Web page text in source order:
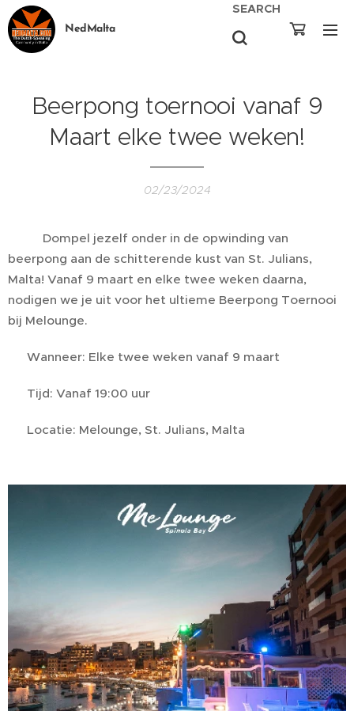
NedMalta
SEARCH
Beerpong toernooi vanaf 9
Maart elke twee weken!
02/23/2024
🍻🏓 Dompel jezelf onder in de opwinding van
beerpong aan de schitterende kust van St. Julians,
Malta! Vanaf 9 maart en elke twee weken daarna,
nodigen we je uit voor het ultieme Beerpong Toernooi
bij Melounge.
📅 Wanneer: Elke twee weken vanaf 9 maart
🕖 Tijd: Vanaf 19:00 uur
📍 Locatie: Melounge, St. Julians, Malta